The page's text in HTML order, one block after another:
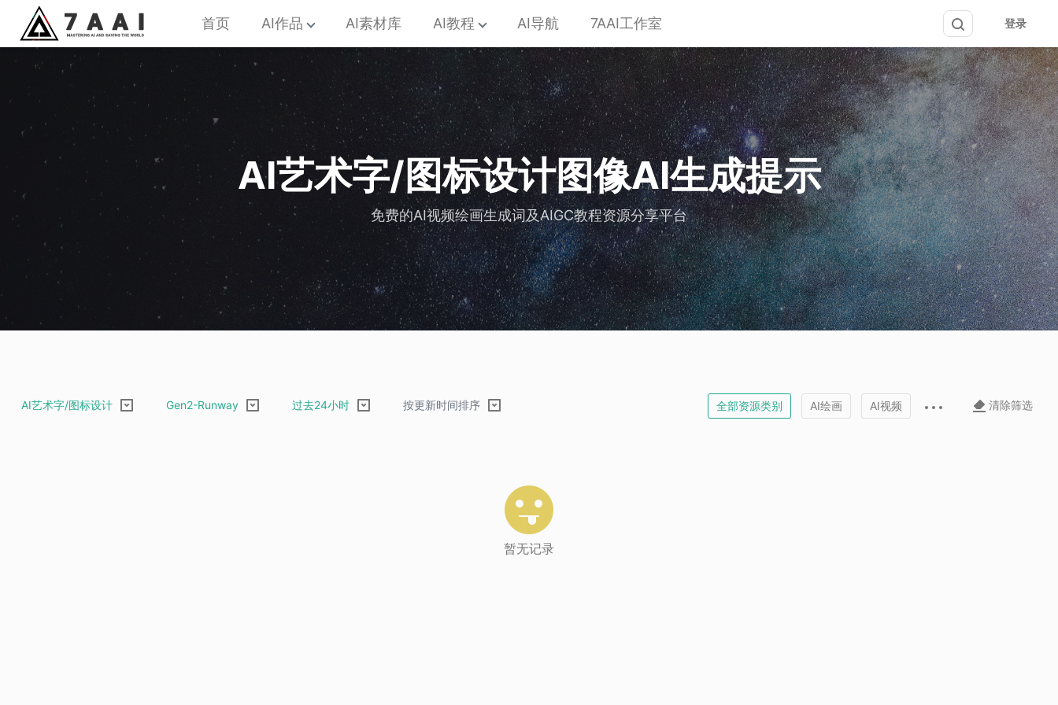
首页 AI作品 AI素材库 AI教程 AI导航 7AAI工作室 登录
AI艺术字/图标设计图像AI生成提示
免费的AI视频绘画生成词及AIGC教程资源分享平台
AI艺术字/图标设计 Gen2-Runway 过去24小时 按更新时间排序 全部资源类别 AI绘画 AI视频 清除筛选
暂无记录